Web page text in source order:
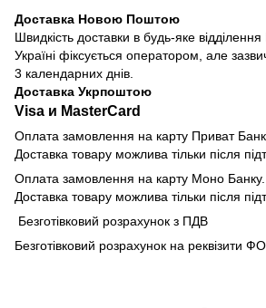
Доставка Новою Поштою
Швидкість доставки в будь-яке
Україні фіксується оператором, але
3 календарних днів.
Доставка Укрпоштою
Visa и MasterCard
Оплата замовлення на карту Приват
Доставка товару можлива тільки після
Оплата замовлення на карту Моно Банку.
Доставка товару можлива тільки після
Безготівковий розрахунок з ПДВ
Безготівковий розрахунок на реквізити